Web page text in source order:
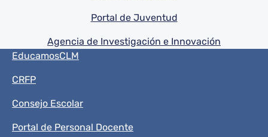
Portal de Juventud
Agencia de Investigación e Innovación
Menú del pie
EducamosCLM
CRFP
Consejo Escolar
Portal de Personal Docente